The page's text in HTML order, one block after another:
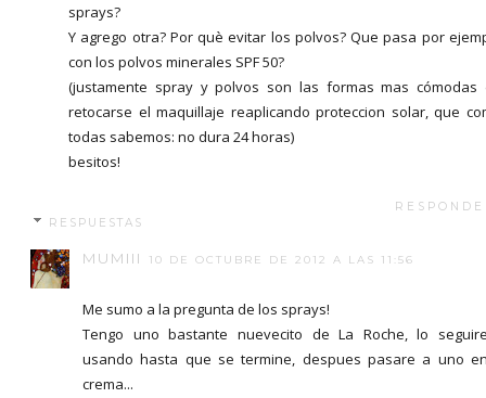
sprays?
Y agrego otra? Por què evitar los polvos? Que pasa por
con los polvos minerales SPF 50?
(justamente spray y polvos son las formas mas cómodas
retocarse el maquillaje reaplicando proteccion solar, que
todas sabemos: no dura 24 horas)
besitos!
RESPUESTAS
MUMIII 10 DE OCTUBRE DE 2012 A LAS 11:56
Me sumo a la pregunta de los sprays!
Tengo uno bastante nuevecito de La Roche, lo
usando hasta que se termine, despues pasare a uno
crema...